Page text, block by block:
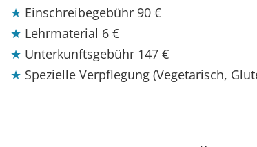
Einschreibegebühr 90 €
Lehrmaterial 6 €
Unterkunftsgebühr 147 €
Spezielle Verpflegung (Vegetarisch,